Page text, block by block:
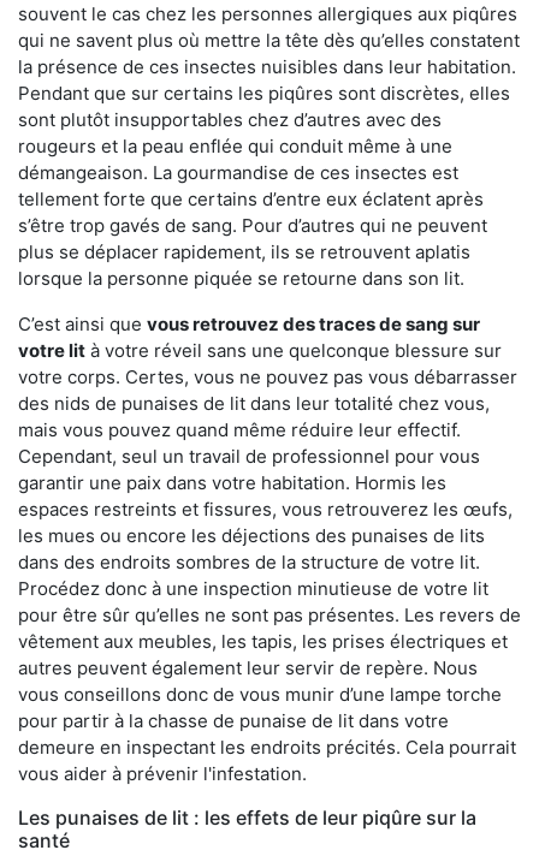
souvent le cas chez les personnes allergiques aux piqûres
qui ne savent plus où mettre la tête dès qu’elles constatent
la présence de ces insectes nuisibles dans leur habitation.
Pendant que sur certains les piqûres sont discrètes, elles
sont plutôt insupportables chez d’autres avec des
rougeurs et la peau enflée qui conduit même à une
démangeaison. La gourmandise de ces insectes est
tellement forte que certains d’entre eux éclatent après
s’être trop gavés de sang. Pour d’autres qui ne peuvent
plus se déplacer rapidement, ils se retrouvent aplatis
lorsque la personne piquée se retourne dans son lit.
C’est ainsi que vous retrouvez des traces de sang sur
votre lit à votre réveil sans une quelconque blessure sur
votre corps. Certes, vous ne pouvez pas vous débarrasser
des nids de punaises de lit dans leur totalité chez vous,
mais vous pouvez quand même réduire leur effectif.
Cependant, seul un travail de professionnel pour vous
garantir une paix dans votre habitation. Hormis les
espaces restreints et fissures, vous retrouverez les œufs,
les mues ou encore les déjections des punaises de lits
dans des endroits sombres de la structure de votre lit.
Procédez donc à une inspection minutieuse de votre lit
pour être sûr qu’elles ne sont pas présentes. Les revers de
vêtement aux meubles, les tapis, les prises électriques et
autres peuvent également leur servir de repère. Nous
vous conseillons donc de vous munir d’une lampe torche
pour partir à la chasse de punaise de lit dans votre
demeure en inspectant les endroits précités. Cela pourrait
vous aider à prévenir l'infestation.
Les punaises de lit : les effets de leur piqûre sur la
santé